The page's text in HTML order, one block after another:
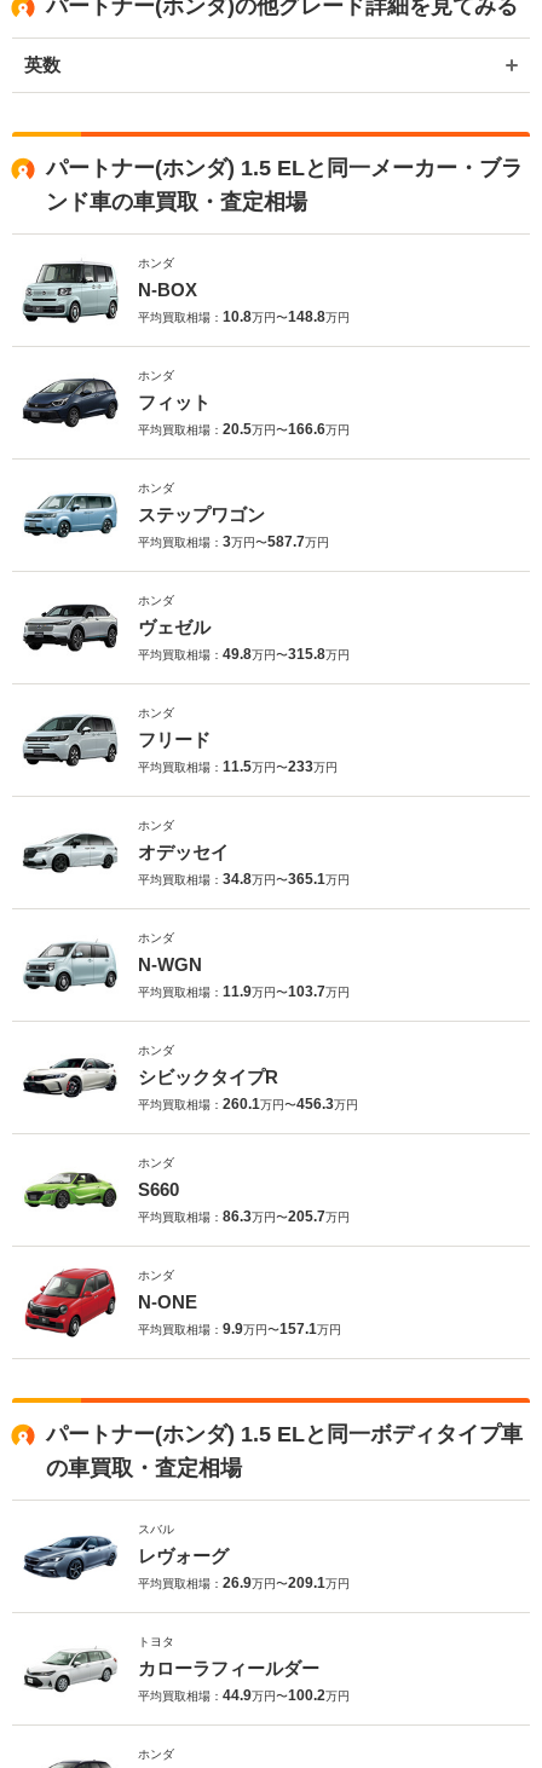
パートナー(ホンダ)の他グレード詳細を見てみる
英数
パートナー(ホンダ) 1.5 ELと同一メーカー・ブラ
ンド車の車買取・査定相場
ホンダ
N-BOX
平均買取相場： 10.8万円〜148.8万円
ホンダ
フィット
平均買取相場： 20.5万円〜166.6万円
ホンダ
ステップワゴン
平均買取相場： 3万円〜587.7万円
ホンダ
ヴェゼル
平均買取相場： 49.8万円〜315.8万円
ホンダ
フリード
平均買取相場： 11.5万円〜233万円
ホンダ
オデッセイ
平均買取相場： 34.8万円〜365.1万円
ホンダ
N-WGN
平均買取相場： 11.9万円〜103.7万円
ホンダ
シビックタイプR
平均買取相場： 260.1万円〜456.3万円
ホンダ
S660
平均買取相場： 86.3万円〜205.7万円
ホンダ
N-ONE
平均買取相場： 9.9万円〜157.1万円
パートナー(ホンダ) 1.5 ELと同一ボディタイプ車
の車買取・査定相場
スバル
レヴォーグ
平均買取相場： 26.9万円〜209.1万円
トヨタ
カローラフィールダー
平均買取相場： 44.9万円〜100.2万円
ホンダ